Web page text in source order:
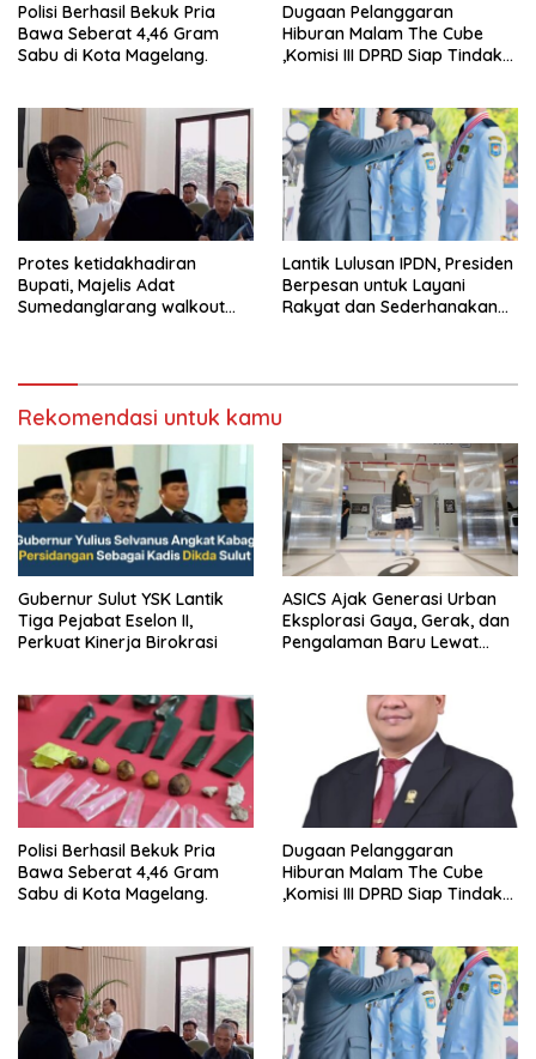
Polisi Berhasil Bekuk Pria
Bawa Seberat 4,46 Gram
Sabu di Kota Magelang.
Dugaan Pelanggaran
Hiburan Malam The Cube
,Komisi III DPRD Siap Tindak
Protes ketidakhadiran
Bupati, Majelis Adat
Sumedanglarang walkout
Lantik Lulusan IPDN, Presiden
Berpesan untuk Layani
Rakyat dan Sederhanakan
Rekomendasi untuk kamu
Gubernur Sulut YSK Lantik
Tiga Pejabat Eselon II,
Perkuat Kinerja Birokrasi
ASICS Ajak Generasi Urban
Eksplorasi Gaya, Gerak, dan
Pengalaman Baru Lewat
Polisi Berhasil Bekuk Pria
Bawa Seberat 4,46 Gram
Sabu di Kota Magelang.
Dugaan Pelanggaran
Hiburan Malam The Cube
,Komisi III DPRD Siap Tindak